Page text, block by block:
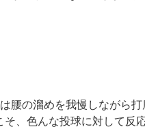
腰の溜めを我慢しながら
、色んな投球に対して反